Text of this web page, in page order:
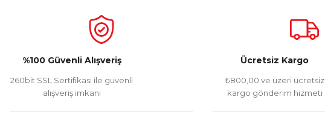
%100 Güvenli Alışveriş
260bit SSL Sertifikası ile güvenli
alışveriş imkanı
Ücretsiz Kargo
₺800,00 ve üzeri ücretsiz
kargo gönderim hizmeti